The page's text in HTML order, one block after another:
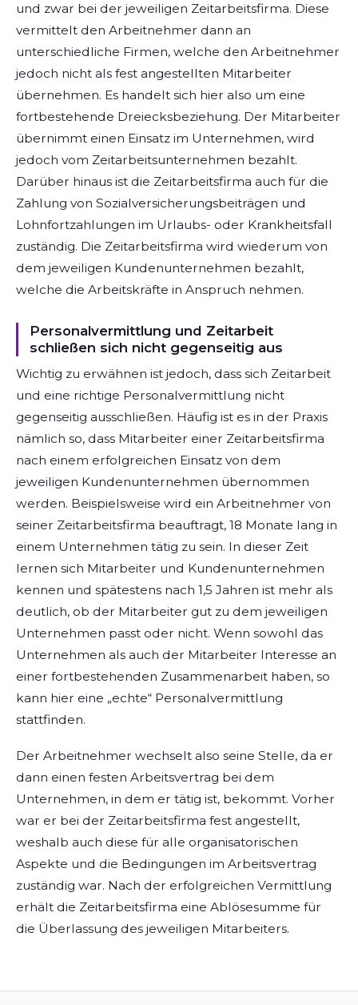
und zwar bei der jeweiligen Zeitarbeitsfirma. Diese
vermittelt den Arbeitnehmer dann an
unterschiedliche Firmen, welche den Arbeitnehmer
jedoch nicht als fest angestellten Mitarbeiter
übernehmen. Es handelt sich hier also um eine
fortbestehende Dreiecksbeziehung. Der Mitarbeiter
übernimmt einen Einsatz im Unternehmen, wird
jedoch vom Zeitarbeitsunternehmen bezahlt.
Darüber hinaus ist die Zeitarbeitsfirma auch für die
Zahlung von Sozialversicherungsbeiträgen und
Lohnfortzahlungen im Urlaubs- oder Krankheitsfall
zuständig. Die Zeitarbeitsfirma wird wiederum von
dem jeweiligen Kundenunternehmen bezahlt,
welche die Arbeitskräfte in Anspruch nehmen.
Personalvermittlung und Zeitarbeit
schließen sich nicht gegenseitig aus
Wichtig zu erwähnen ist jedoch, dass sich Zeitarbeit
und eine richtige Personalvermittlung nicht
gegenseitig ausschließen. Häufig ist es in der Praxis
nämlich so, dass Mitarbeiter einer Zeitarbeitsfirma
nach einem erfolgreichen Einsatz von dem
jeweiligen Kundenunternehmen übernommen
werden. Beispielsweise wird ein Arbeitnehmer von
seiner Zeitarbeitsfirma beauftragt, 18 Monate lang in
einem Unternehmen tätig zu sein. In dieser Zeit
lernen sich Mitarbeiter und Kundenunternehmen
kennen und spätestens nach 1,5 Jahren ist mehr als
deutlich, ob der Mitarbeiter gut zu dem jeweiligen
Unternehmen passt oder nicht. Wenn sowohl das
Unternehmen als auch der Mitarbeiter Interesse an
einer fortbestehenden Zusammenarbeit haben, so
kann hier eine „echte“ Personalvermittlung
stattfinden.
Der Arbeitnehmer wechselt also seine Stelle, da er
dann einen festen Arbeitsvertrag bei dem
Unternehmen, in dem er tätig ist, bekommt. Vorher
war er bei der Zeitarbeitsfirma fest angestellt,
weshalb auch diese für alle organisatorischen
Aspekte und die Bedingungen im Arbeitsvertrag
zuständig war. Nach der erfolgreichen Vermittlung
erhält die Zeitarbeitsfirma eine Ablösesumme für
die Überlassung des jeweiligen Mitarbeiters.